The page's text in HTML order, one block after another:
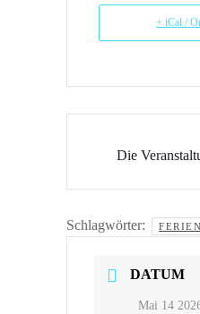
+ iCal /
Die
Schlagwörter:
DATUM
Mai 14